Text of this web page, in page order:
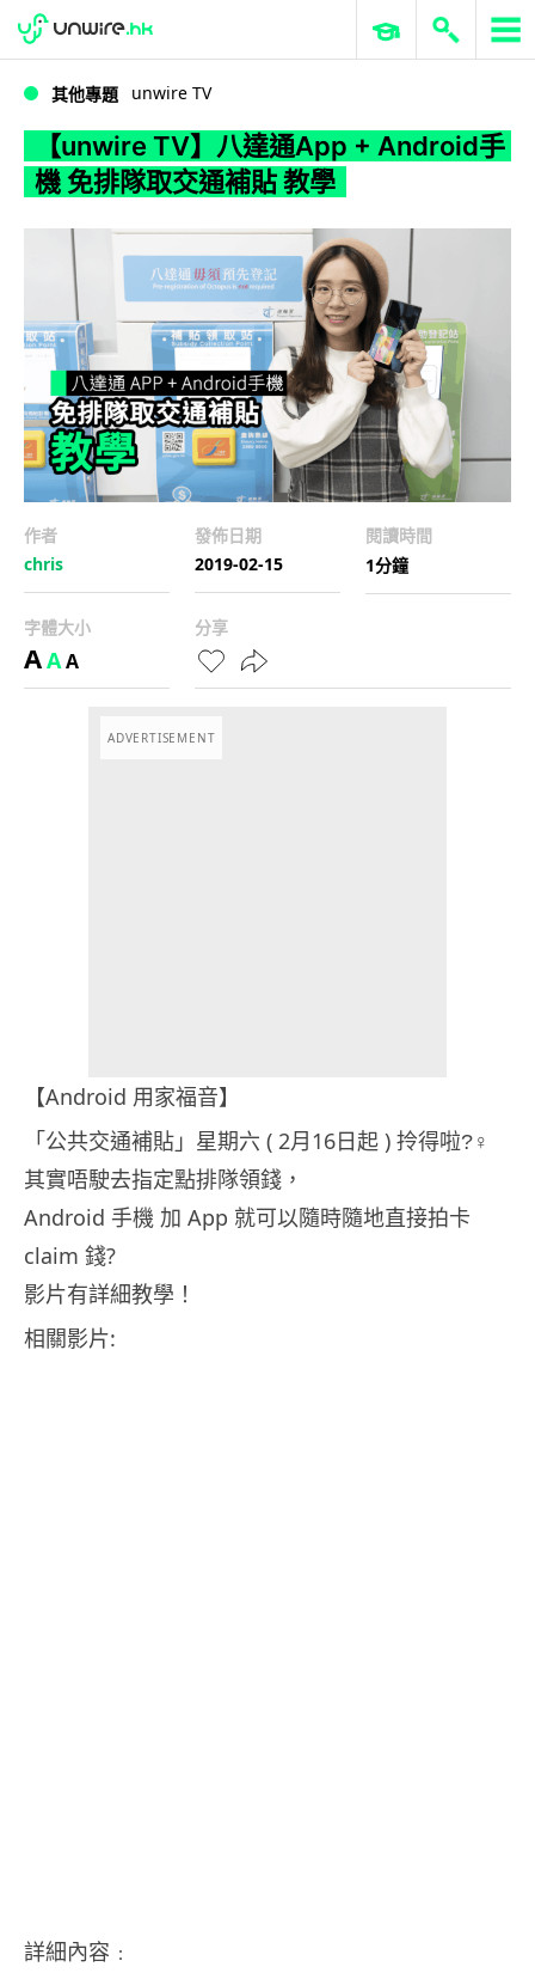
WWDC 2026 ERP 與商業 AI
其他專題 unwire TV
【unwire TV】八達通App + Android手
機 免排隊取交通補貼 教學
作者
chris
發佈日期
2019-02-15
閱讀時間
1分鐘
字體大小
AAA
分享
ADVERTISEMENT
【Android 用家福音】
「公共交通補貼」星期六 ( 2月16日起 ) 拎得啦?‍♀
其實唔駛去指定點排隊領錢，
Android 手機 加 App 就可以隨時隨地直接拍卡
claim 錢?
影片有詳細教學！
相關影片:
詳細內容﹕